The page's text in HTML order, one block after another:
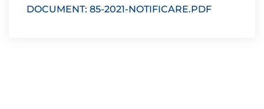
DOCUMENT: 85-2021-NOTIFICARE.PDF